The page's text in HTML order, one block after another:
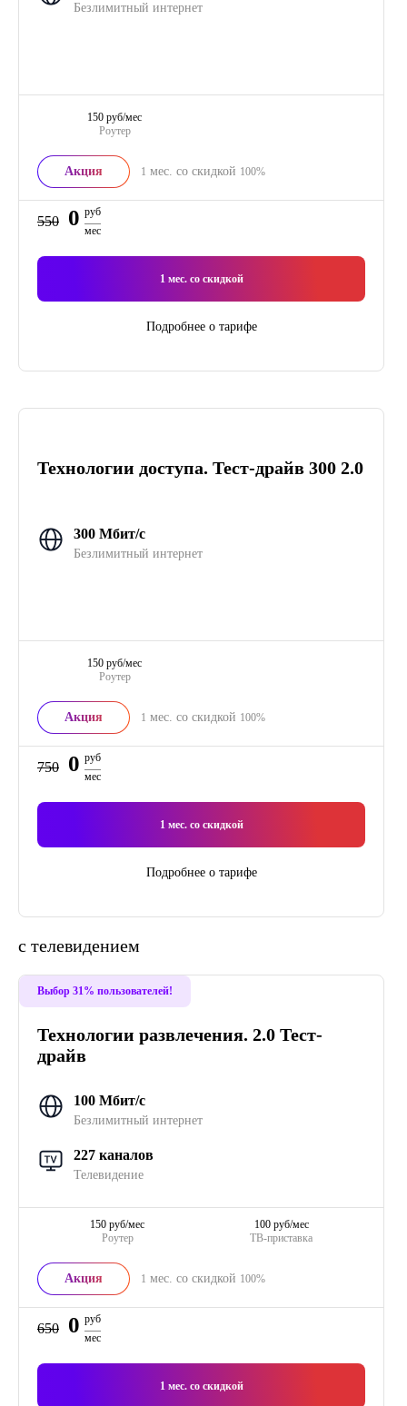
Безлимитный интернет
Роутер
150 руб/мес
Акция 1 мес. со скидкой 100%
550 0 руб
мес
1мес. со скидкой
Подробнее о тарифе
Технологии доступа. Тест-драйв 300 2.0
300 Мбит/с
Безлимитный интернет
Роутер
150 руб/мес
Акция 1 мес. со скидкой 100%
750 0 руб
мес
1мес. со скидкой
Подробнее о тарифе
с телевидением
Выбор 31% пользователей!
Технологии развлечения. 2.0 Тест-
драйв
100 Мбит/с
Безлимитный интернет
227 каналов
Телевидение
Роутер
150 руб/мес
ТВ-приставка
100 руб/мес
Акция 1 мес. со скидкой 100%
650 0 руб
мес
1мес. со скидкой